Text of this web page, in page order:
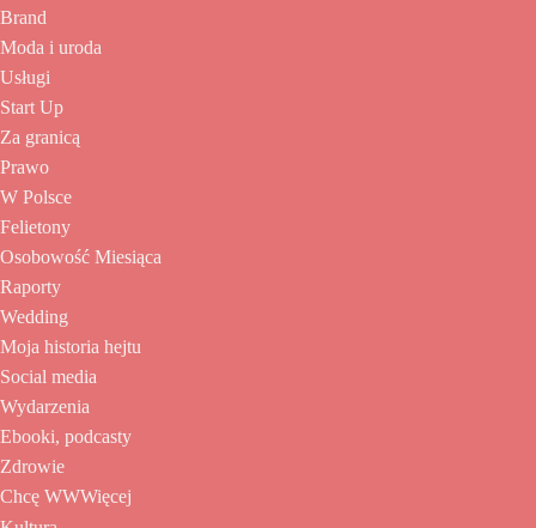
Brand
Moda i uroda
Usługi
Start Up
Za granicą
Prawo
W Polsce
Felietony
Osobowość Miesiąca
Raporty
Wedding
Moja historia hejtu
Social media
Wydarzenia
Ebooki, podcasty
Zdrowie
Chcę WWWięcej